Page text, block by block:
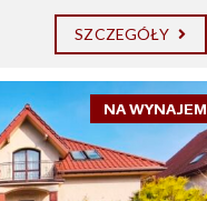
SZCZEGÓŁY
NA WYNAJEM